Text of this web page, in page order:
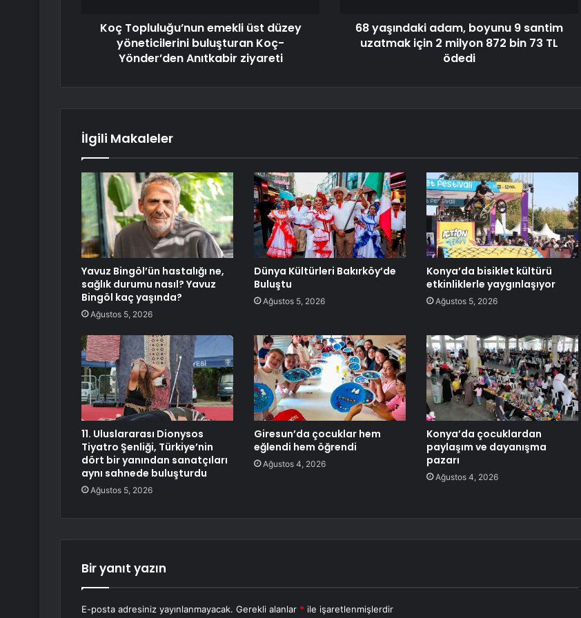
Koç Topluluğu’nun emekli üst düzey
yöneticilerini buluşturan Koç-
Yönder’den Anıtkabir ziyareti
68 yaşındaki adam, boyunu 9 santim
uzatmak için 2 milyon 872 bin 73 TL
ödedi
İlgili Makaleler
Yavuz Bingöl’ün hastalığı ne,
sağlık durumu nasıl? Yavuz
Bingöl kaç yaşında?
Ağustos 5, 2026
Dünya Kültürleri Bakırköy’de
Buluştu
Ağustos 5, 2026
Konya’da bisiklet kültürü
etkinliklerle yaygınlaşıyor
Ağustos 5, 2026
11. Uluslararası Dionysos
Tiyatro Şenliği, Türkiye’nin
dört bir yanından sanatçıları
aynı sahnede buluşturdu
Ağustos 5, 2026
Giresun’da çocuklar hem
eğlendi hem öğrendi
Ağustos 4, 2026
Konya’da çocuklardan
paylaşım ve dayanışma
pazarı
Ağustos 4, 2026
Bir yanıt yazın
E-posta adresiniz yayınlanmayacak. Gerekli alanlar * ile işaretlenmişlerdir